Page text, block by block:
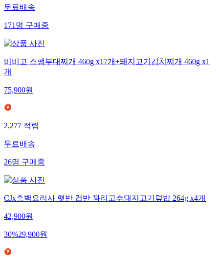
무료배송
171 명 구매중
비비고 스팸부대찌개 460g x17개+돼지고기김치찌개 460g x1
개
75,900원
2,277 적립
무료배송
26명 구매중
CJx흑백요리사 햇반 컵반 꽈리고추돼지고기덮밥 264g x4개
42,900원
30%29,900원